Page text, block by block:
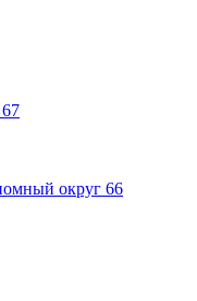
67
округ 66